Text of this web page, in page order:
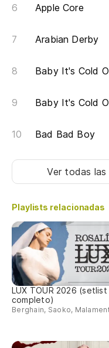
Apple Core
Arabian Derby
Baby It's Cold
Baby It's Cold
Bad Bad Boy
Ver todas
Playlists relacionadas
LUX TOUR 2026 (setlist
completo)
Berghain, Saoko,